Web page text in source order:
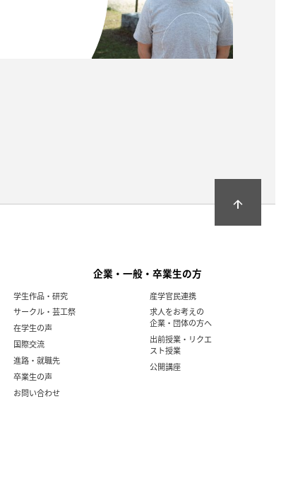
arrow_upward
学生作品・研究
サークル・芸工祭
在学生の声
国際交流
進路・就職先
卒業生の声
お問い合わせ
企業・一般・卒業生の方
産学官民連携
求人をお考えの
企業・団体の方へ
出前授業・リクエ
スト授業
公開講座